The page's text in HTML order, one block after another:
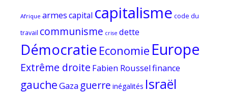
Afrique armescapital capitalisme code du
travail communisme crise dette
Démocratie Economie Europe
Extrême droite Fabien Rousselfinance
gaucheGazaguerre inégalités Israël